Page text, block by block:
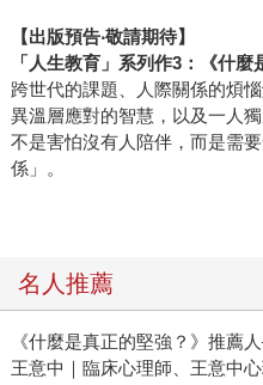
【出版預告‧敬請期待】
「人生教育」系列作3：《什麼
跨世代的課題、人際關係的煩
異溫層應對的智慧，以及一人
不是害怕沒有人陪伴，而是需
係」。
名人推薦
《什麼是真正的堅強？》推薦
王意中｜臨床心理師、王意中